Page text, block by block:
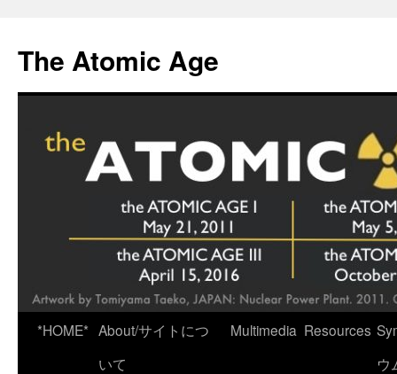
content
The Atomic Age
*HOME* About/サイトにつ
いて
Multimedia Resources
ウ